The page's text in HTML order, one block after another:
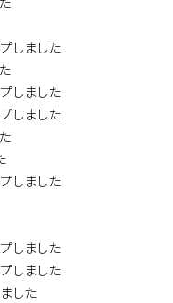
しました
しました
しました
しました
しました
しました
した